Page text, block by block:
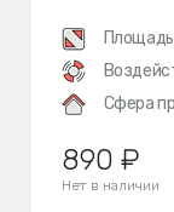
Сфера
890 ₽
Нет в наличии